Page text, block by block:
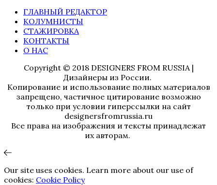
ГЛАВНЫЙ РЕДАКТОР
КОЛУМНИСТЫ
СТАЖИРОВКА
КОНТАКТЫ
О НАС
Copyright © 2018 DESIGNERS FROM RUSSIA |
Дизайнеры из России.
Копирование и использование полных материалов
запрещено, частичное цитирование возможно
только при условии гиперссылки на сайт
designersfromrussia.ru
Все права на изображения и тексты принадлежат
их авторам.
Our site uses cookies. Learn more about our use of
cookies: Cookie Policy